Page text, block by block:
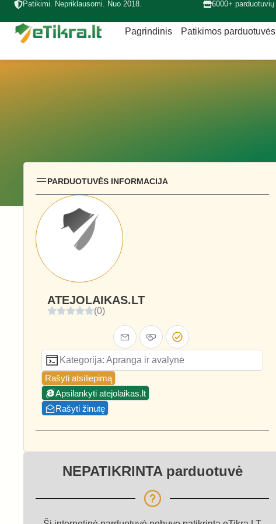
Patikimi. Nepriklausomi. Nuo 2018. 6000+ parduotuvių
Pagrindinis Patikimos parduotuvės
PARDUOTUVĖS INFORMACIJA
ATEJOLAIKAS.LT
(0)
Kategorija: Apranga ir avalynė
Rašyti atsiliepimą
Apsilankyti atejolaikas.lt
Rašyti žinutę
NEPATIKRINTA parduotuvė